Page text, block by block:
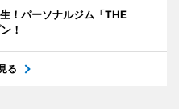
！パーソナルジム「THE
！
る